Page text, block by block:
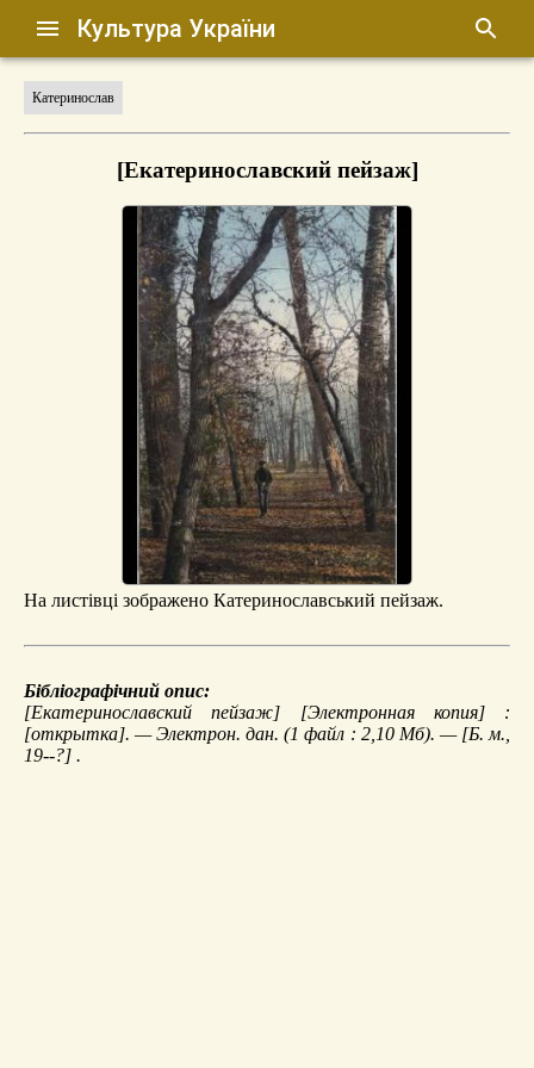
Культура України
Катеринослав
[Екатеринославский пейзаж]
На листівці зображено Катеринославський пейзаж.
Бібліографічний опис:
[Екатеринославский пейзаж] [Электронная копия] :
[открытка]. — Электрон. дан. (1 файл : 2,10 Мб). — [Б. м.,
19--?] .